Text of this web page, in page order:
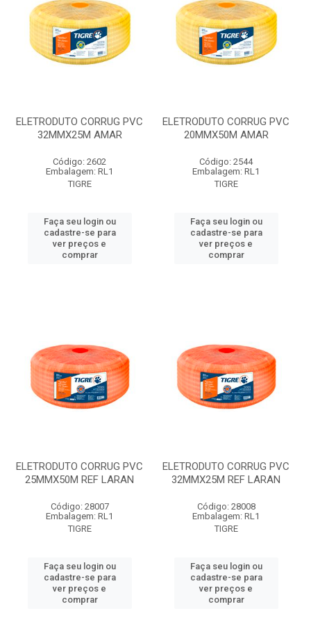
ELETRODUTO CORRUG PVC
32MMX25M AMAR
Código: 2602
Embalagem: RL1
TIGRE
Faça seu login ou
cadastre-se para
ver preços e
comprar
ELETRODUTO CORRUG PVC
20MMX50M AMAR
Código: 2544
Embalagem: RL1
TIGRE
Faça seu login ou
cadastre-se para
ver preços e
comprar
ELETRODUTO CORRUG PVC
25MMX50M REF LARAN
Código: 28007
Embalagem: RL1
TIGRE
Faça seu login ou
cadastre-se para
ver preços e
comprar
ELETRODUTO CORRUG PVC
32MMX25M REF LARAN
Código: 28008
Embalagem: RL1
TIGRE
Faça seu login ou
cadastre-se para
ver preços e
comprar